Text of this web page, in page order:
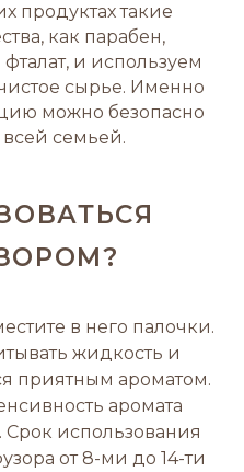
продуктах такие
как парабен,
и используем
сырье. Именно
можно безопасно
всей семьей.
в него палочки.
жидкость и
приятным ароматом.
аромата
Срок использования
от 8-ми до 14-ти